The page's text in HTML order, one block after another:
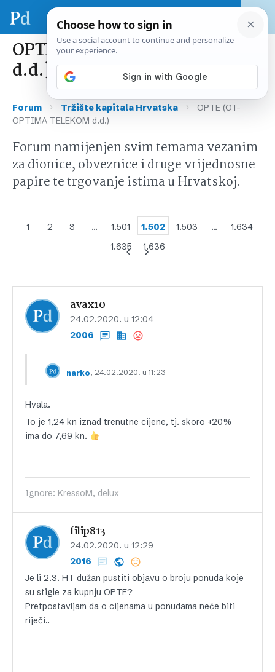
OPTE (OT-OPTIMA TELEKOM
d.d.)
Forum › Tržište kapitala Hrvatska ›
OPTE (OT-
OPTIMA TELEKOM d.d.)
Forum namijenjen svim temama vezanim
za dionice, obveznice i druge vrijednosne
papire te trgovanje istima u Hrvatskoj.
1 2 3 … 1.501 1.502 1.503 …
1.634
1.635
1.636
avax10
24.02.2020. u 12:04
2006
narko, 24.02.2020. u 11:23
Hvala.
To je 1,24 kn iznad trenutne cijene, tj. skoro +20%
ima do 7,69 kn.
Ignore: KressoM, delux
filip813
24.02.2020. u 12:29
2016
Je li 2.3. HT dužan pustiti objavu o broju ponuda koje
su stigle za kupnju OPTE?
Pretpostavljam da o cijenama u ponudama neće biti
riječi..